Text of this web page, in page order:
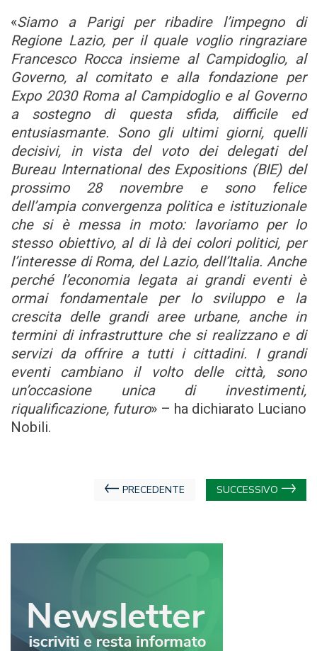
«Siamo a Parigi per ribadire l’impegno di
Regione Lazio, per il quale voglio ringraziare
Francesco Rocca insieme al Campidoglio, al
Governo, al comitato e alla fondazione per
Expo 2030 Roma al Campidoglio e al Governo
a sostegno di questa sfida, difficile ed
entusiasmante. Sono gli ultimi giorni, quelli
decisivi, in vista del voto dei delegati del
Bureau International des Expositions (BIE) del
prossimo 28 novembre e sono felice
dell’ampia convergenza politica e istituzionale
che si è messa in moto: lavoriamo per lo
stesso obiettivo, al di là dei colori politici, per
l’interesse di Roma, del Lazio, dell’Italia. Anche
perché l’economia legata ai grandi eventi è
ormai fondamentale per lo sviluppo e la
crescita delle grandi aree urbane, anche in
termini di infrastrutture che si realizzano e di
servizi da offrire a tutti i cittadini. I grandi
eventi cambiano il volto delle città, sono
un’occasione unica di investimenti,
riqualificazione, futuro» – ha dichiarato Luciano
Nobili.
Navigazione
PRECEDENTE SUCCESSIVO